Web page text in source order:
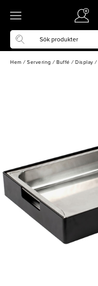
Hem / Servering / Buffé / Display /